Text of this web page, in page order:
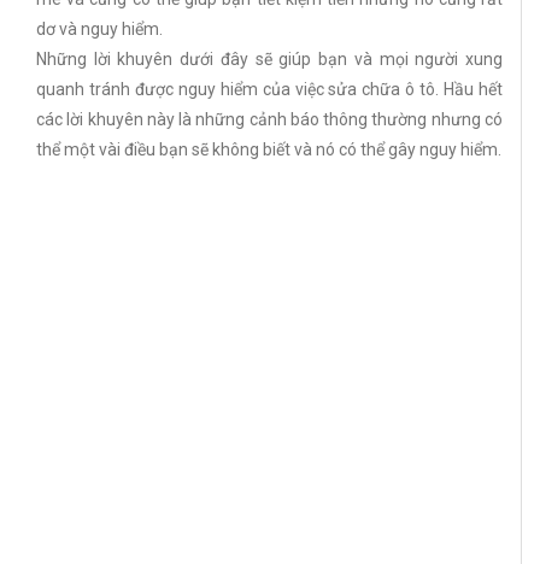
dơ và nguy hiểm.
Những lời khuyên dưới đây sẽ giúp bạn và mọi người xung
quanh tránh được nguy hiểm của việc sửa chữa ô tô. Hầu hết
các lời khuyên này là những cảnh báo thông thường nhưng có
thể một vài điều bạn sẽ không biết và nó có thể gây nguy hiểm.